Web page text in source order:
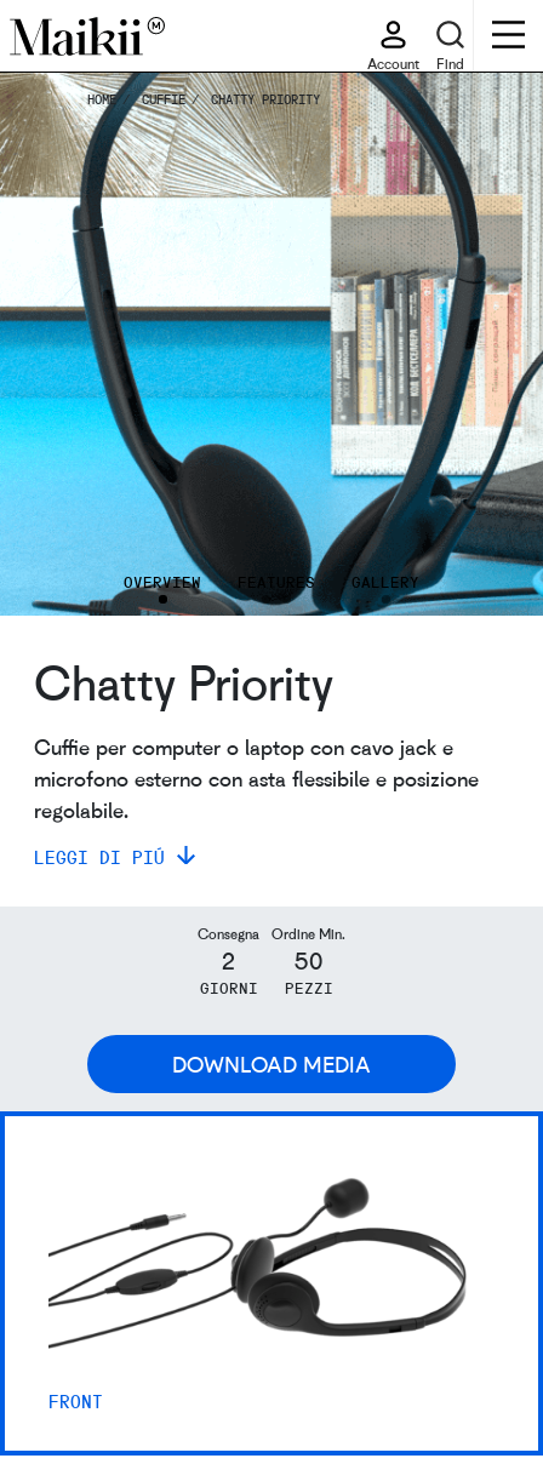
Account Find
Chatty Priority
Cuffie per computer o laptop con cavo jack e
microfono esterno con asta flessibile e posizione
regolabile.
LEGGI DI PIÚ
HOME CUFFIE CHATTY PRIORITY
OVERVIEW FEATURES GALLERY
Consegna
2
GIORNI
Ordine Min.
50
PEZZI
DOWNLOAD MEDIA
FRONT